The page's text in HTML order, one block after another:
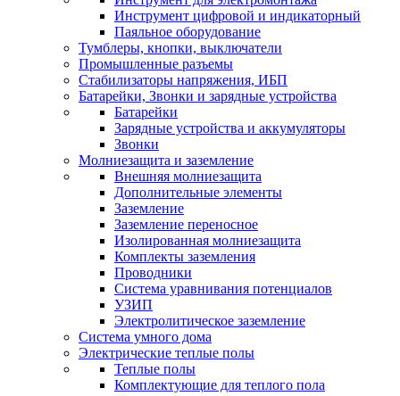
Инструмент цифровой и индикаторный
Паяльное оборудование
Тумблеры, кнопки, выключатели
Промышленные разъемы
Стабилизаторы напряжения, ИБП
Батарейки, Звонки и зарядные устройства
Батарейки
Зарядные устройства и аккумуляторы
Звонки
Молниезащита и заземление
Внешняя молниезащита
Дополнительные элементы
Заземление
Заземление переносное
Изолированная молниезащита
Комплекты заземления
Проводники
Система уравнивания потенциалов
УЗИП
Электролитическое заземление
Система умного дома
Электрические теплые полы
Теплые полы
Комплектующие для теплого пола